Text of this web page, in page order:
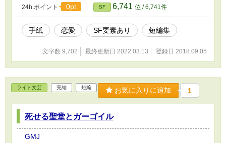
24h.ポイント 0pt SF 6,741 位 / 6,741件
手紙 恋愛 SF要素あり 短編集
文字数 9,702 最終更新日 2022.03.13 登録日 2018.09.05
ライト文芸 完結 短編 お気に入りに追加 1
死せる聖堂とガーゴイル
GMJ